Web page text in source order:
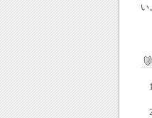
い。